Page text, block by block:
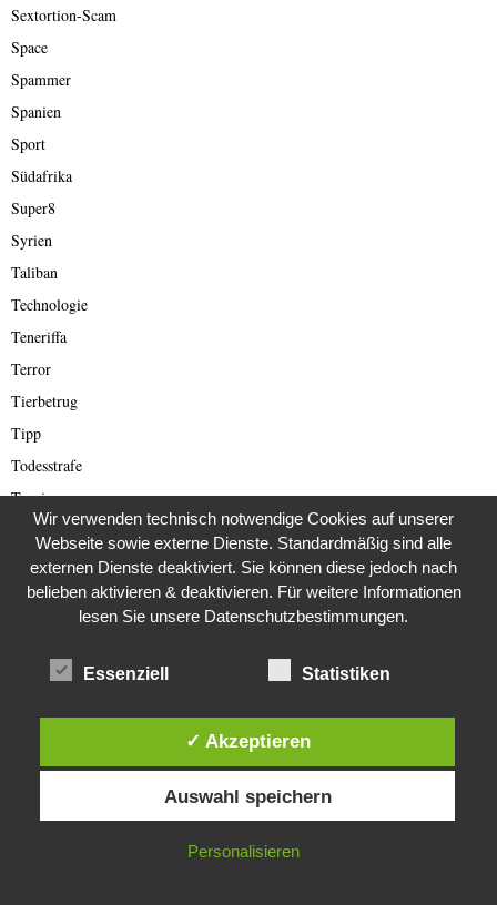
Sextortion-Scam
Space
Spammer
Spanien
Sport
Südafrika
Super8
Syrien
Taliban
Technologie
Teneriffa
Terror
Tierbetrug
Tipp
Todesstrafe
Tourismus
Travel
Trump
Türkei
Umwelt
Uncategorisiert
USA
Diese Website verwendet Cookies. Durch die weitere Nutzung dieser
Website stimmst du der Verwendung von Cookies zu.
IN ORDNUNG
Wir verwenden technisch notwendige Cookies auf unserer
Webseite sowie externe Dienste. Standardmäßig sind alle
externen Dienste deaktiviert. Sie können diese jedoch nach
belieben aktivieren & deaktivieren. Für weitere Informationen
lesen Sie unsere Datenschutzbestimmungen.
Essenziell Statistiken
✓ Akzeptieren
Auswahl speichern
Personalisieren